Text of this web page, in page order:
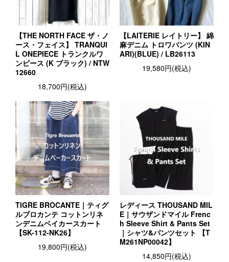
【THE NORTH FACE ザ・ノ
ース・フェイス】 TRANQUI
L ONEPIECE トランクルワ
ンピース (K ブラック) / NTW
12660
18,700円(税込)
【LAITERIE レイトリー】 綿
麻デニム トロワパンツ (KIN
ARI)(BLUE) / LB26113
19,580円(税込)
TIGRE BROCANTE｜ティグ
ルブロカンテ コットンリネ
ンデニムベイカースカート
【SK-112-NK26】
19,800円(税込)
レディース THOUSAND MIL
E｜サウザンドマイル Frenc
h Sleeve Shirt & Pants Set
｜シャツ&パンツセット 【T
M261NP00042】
14,850円(税込)